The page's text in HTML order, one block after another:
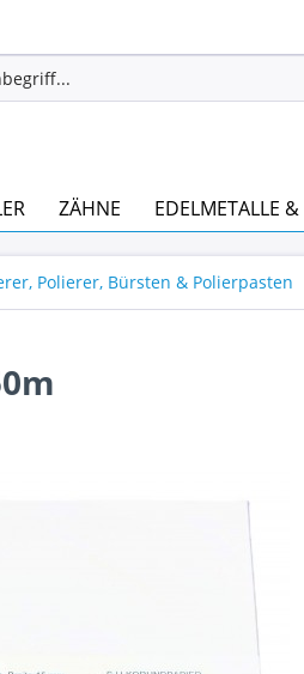
ZÄHNE EDELMETALLE &
Polierer, Bürsten & Polierpasten